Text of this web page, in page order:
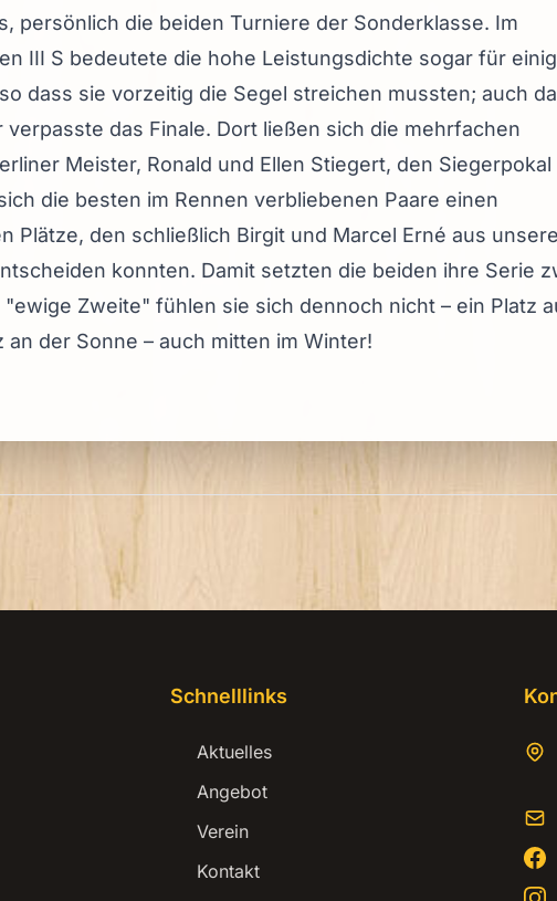
persönlich die beiden Turniere der Sonderklasse. Im
III S bedeutete die hohe Leistungsdichte sogar für
dass sie vorzeitig die Segel streichen mussten; auch
das Finale. Dort ließen sich die mehrfachen
Meister, Ronald und Ellen Stiegert, den
die besten im Rennen verbliebenen Paare einen
Plätze, den schließlich Birgit und Marcel Erné aus
konnten. Damit setzten die beiden ihre Serie
Zweite" fühlen sie sich dennoch nicht – ein Platz
der Sonne – auch mitten im Winter!
Schnelllinks
Aktuelles
Angebot
Verein
Kontakt